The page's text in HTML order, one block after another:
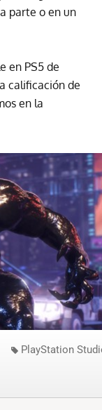
parte o en un
en PS5 de
calificación de
en la
PlayStation